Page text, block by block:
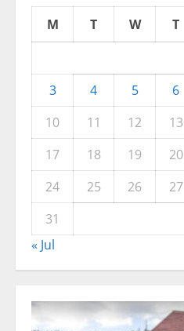
M T W T
3
4 5 6
10
11 12 13
17
18 19 20
24
25 26 27
31
« Jul